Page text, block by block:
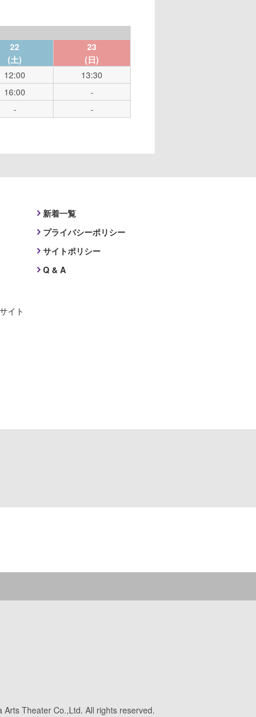
22
(土)
23
(日)
12:00
13:30
16:00
-
- -
イト
新着一覧
プライバシーポリシー
サイトポリシー
Q & A
Arts Theater Co.,Ltd. All rights reserved.